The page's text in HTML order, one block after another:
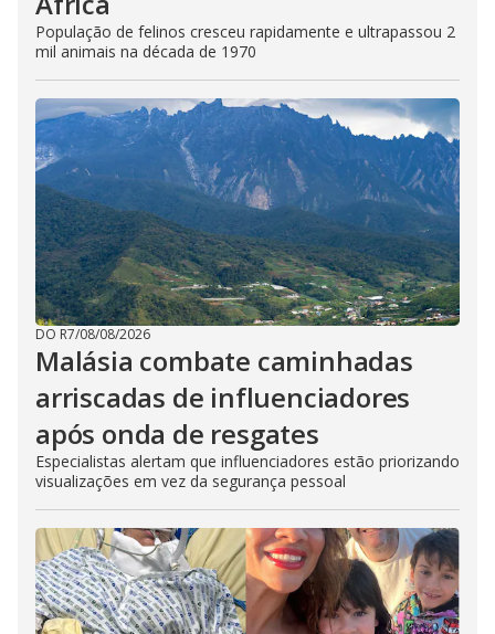
População de felinos cresceu rapidamente e ultrapassou 2
mil animais na década de 1970
DO R7/08/08/2026
Malásia combate caminhadas
arriscadas de influenciadores
após onda de resgates
Especialistas alertam que influenciadores estão priorizando
visualizações em vez da segurança pessoal